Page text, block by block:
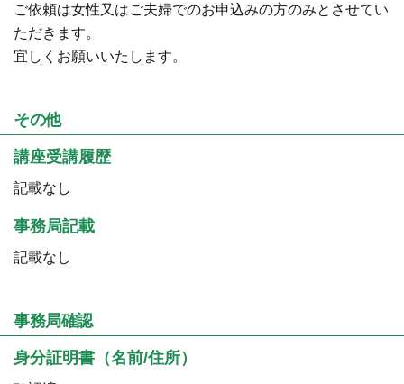
ご依頼は女性又はご夫婦でのお申込みの方のみとさせてい
ただきます。
宜しくお願いいたします。
その他
講座受講履歴
記載なし
事務局記載
記載なし
事務局確認
身分証明書（名前/住所）